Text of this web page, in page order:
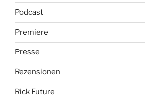
Podcast
Premiere
Presse
Rezensionen
Rick Future